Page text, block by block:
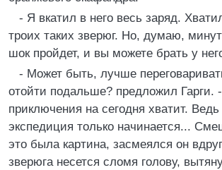
- Я вкатил в него весь заряд.
троих таких зверюг. Но, думаю,
шок пройдет, и вы можете брать у
- Может быть, лучше
отойти подальше? предложил Гарги.
приключения на сегодня хватит.
экспедиция только начинается...
это была картина, засмеялся он
зверюга несется сломя голову,